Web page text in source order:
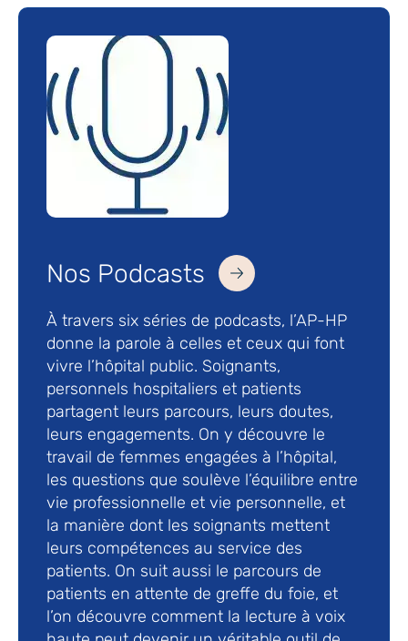
Nos Podcasts
À travers six séries de podcasts, l’AP-HP
donne la parole à celles et ceux qui font
vivre l’hôpital public. Soignants,
personnels hospitaliers et patients
partagent leurs parcours, leurs doutes,
leurs engagements. On y découvre le
travail de femmes engagées à l’hôpital,
les questions que soulève l’équilibre entre
vie professionnelle et vie personnelle, et
la manière dont les soignants mettent
leurs compétences au service des
patients. On suit aussi le parcours de
patients en attente de greffe du foie, et
l’on découvre comment la lecture à voix